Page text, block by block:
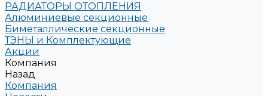
РАДИАТОРЫ ОТОПЛЕНИЯ
Алюминиевые секционные
Биметаллические секционные
ТЭНЫ и Комплектующие
Акции
Компания
Назад
Компания